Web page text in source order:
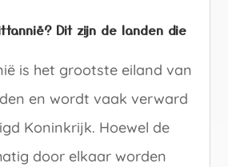
Dit zijn de landen die
is het grootste eiland van
en wordt vaak verward
Koninkrijk. Hoewel de
door elkaar worden